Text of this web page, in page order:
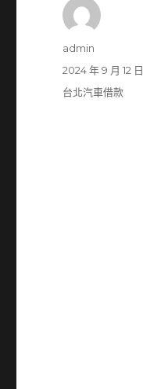
作
admin
發
佈
2024 年 9 月 12 日
分
台北汽車借款